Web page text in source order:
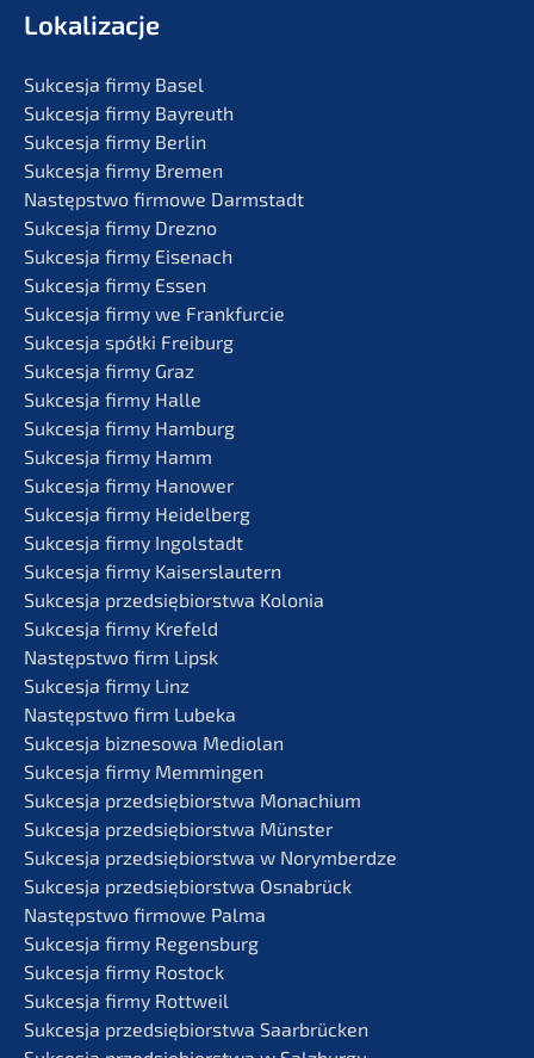
Lokali­zac­je
Sukces­ja firmy Basel
Sukces­ja firmy Bayreuth
Sukces­ja firmy Berlin
Sukces­ja firmy Bremen
Następst­wo firmo­we Darmstadt
Sukces­ja firmy Drezno
Sukces­ja firmy Eisenach
Sukces­ja firmy Essen
Sukces­ja firmy we Frankfurcie
Sukces­ja spółki Freiburg
Sukces­ja firmy Graz
Sukces­ja firmy Halle
Sukces­ja firmy Hamburg
Sukces­ja firmy Hamm
Sukces­ja firmy Hanower
Sukces­ja firmy Heidelberg
Sukces­ja firmy Ingolstadt
Sukces­ja firmy Kaiserslautern
Sukces­ja przedsię­bi­orst­wa Kolonia
Sukces­ja firmy Krefeld
Następst­wo firm Lipsk
Sukces­ja firmy Linz
Następst­wo firm Lubeka
Sukces­ja bizne­so­wa Mediolan
Sukces­ja firmy Memmingen
Sukces­ja przedsię­bi­orst­wa Monachium
Sukces­ja przedsię­bi­orst­wa Münster
Sukces­ja przedsię­bi­orst­wa w Norymberdze
Sukces­ja przedsię­bi­orst­wa Osnabrück
Następst­wo firmo­we Palma
Sukces­ja firmy Regensburg
Sukces­ja firmy Rostock
Sukces­ja firmy Rottweil
Sukces­ja przedsię­bi­orst­wa Saarbrücken